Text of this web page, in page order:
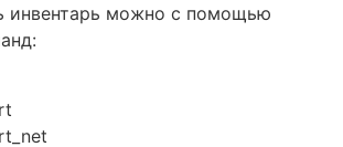
инвентарь можно с помощью